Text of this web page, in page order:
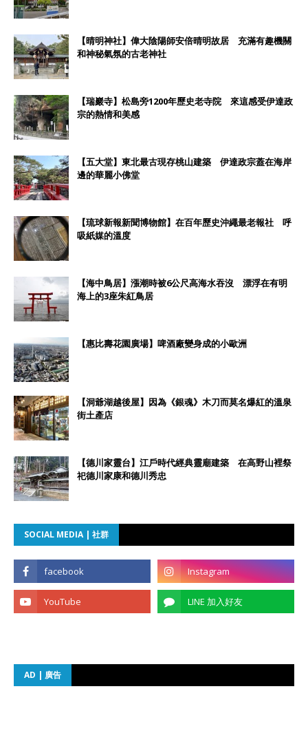
【晴明神社】偉大陰陽師安倍晴明故居 充滿有趣機關
和神秘氣氛的古老神社
【瑞巖寺】松島旁1200年歷史老寺院 來這感受伊達政
宗的熱情和美感
【五大堂】東北最古現存桃山建築 伊達政宗蓋在海岸
邊的華麗小佛堂
【琉球新報新聞博物館】在百年歷史沖繩最老報社 呼
吸紙媒的溫度
【海中鳥居】漲潮時被6公尺高海水吞沒 漂浮在有明
海上的3座朱紅鳥居
【惠比壽花園廣場】啤酒廠變身成的小歐洲
【洞爺湖越後屋】因為《銀魂》木刀而莫名爆紅的溫泉
街土產店
【德川家靈台】江戶時代經典靈廟建築 在高野山裡祭
祀德川家康和德川秀忠
SOCIAL MEDIA | 社群
AD | 廣告